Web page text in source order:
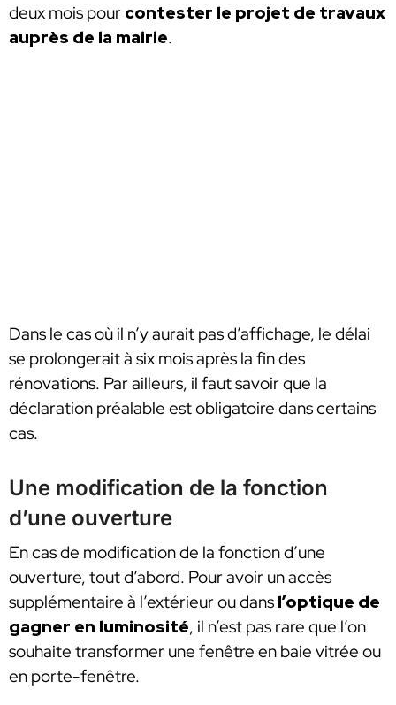
deux mois pour contester le projet de travaux
auprès de la mairie.
Dans le cas où il n’y aurait pas d’affichage, le délai
se prolongerait à six mois après la fin des
rénovations. Par ailleurs, il faut savoir que la
déclaration préalable est obligatoire dans certains
cas.
Une modification de la fonction
d’une ouverture
En cas de modification de la fonction d’une
ouverture, tout d’abord. Pour avoir un accès
supplémentaire à l’extérieur ou dans l’optique de
gagner en luminosité, il n’est pas rare que l’on
souhaite transformer une fenêtre en baie vitrée ou
en porte-fenêtre.